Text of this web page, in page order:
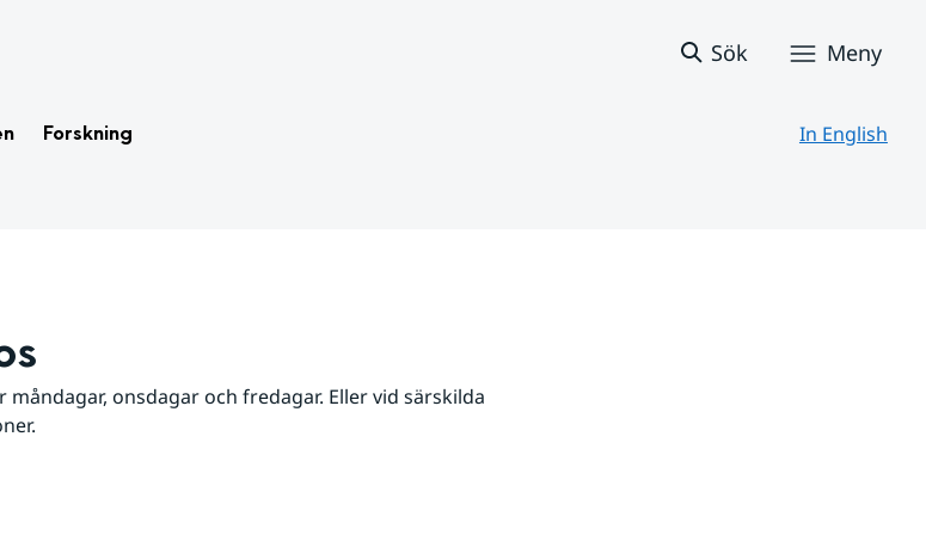
Sök Meny
Forskning In English
onsdagar och fredagar. Eller vid särskilda